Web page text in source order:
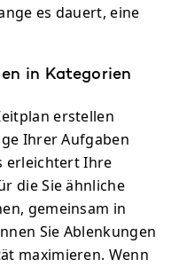
es dauert, eine
in Kategorien
erstellen
Ihrer Aufgaben
erleichtert Ihre
die Sie ähnliche
gemeinsam in
Sie Ablenkungen
maximieren. Wenn